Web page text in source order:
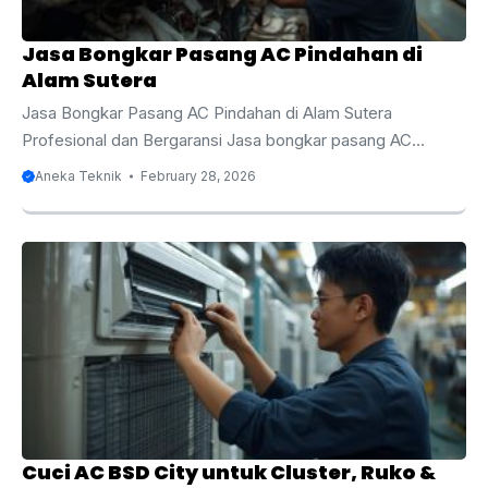
Jasa Bongkar Pasang AC Pindahan di
Alam Sutera
Jasa Bongkar Pasang AC Pindahan di Alam Sutera
Profesional dan Bergaransi Jasa bongkar pasang AC
pindahan di Alam Sutera menjadi solusi terbaik bagi Anda
dikenal sebagai kawasan hunian modern dan area bisnis
yang berkembang pesat dengan standar bangunan tinggi
serta sistem instalasi yang rapi. Dalam proses pindahan, AC
termasuk perangkat elektronik yang membutuhkan
penanganan khusus karena berkaitan langsung dengan
sistem refrigerasi, tekanan freon, serta ...
Aneka Teknik February 28, 2026
Cuci AC BSD City untuk Cluster, Ruko &